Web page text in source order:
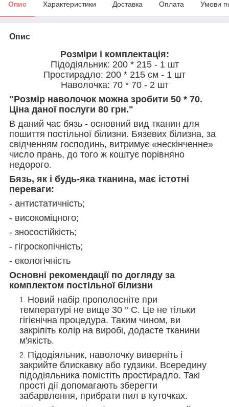
Опис Характеристики Доставка Оплата Умови
Опис
Розміри і комплектація:
Підодіяльник: 200 * 215 - 1 шт
Простирадло: 200 * 215 см - 1 шт
Наволочка: 70 * 70 - 2 шт
"Розмір наволочок можна зробити 50 * 70.
Ціна даної послуги 80 грн."
В даний час бязь - основний вид тканин для
пошиття постільної білизни. Бязевих білизна, за
свідченням господинь, витримує «нескінченне»
число прань, до того ж коштує порівняно
недорого.
Бязь, як і будь-яка тканина, має істотні
переваги:
- антистатичність;
- високоміцного;
- зносостійкість;
- гігроскопічність;
- екологічність
Основні рекомендації по догляду за
комплектом постільної білизни
Новий набір прополосніте при
температурі не вище 30 ° С. Це не тільки
гігієнічна процедура. Таким чином, ви
закріпіть колір на виробі, додасте тканини
м'якість.
Підодіяльник, наволочку виверніть і
закрийте блискавку або гудзики. Всередину
підодіяльника помістіть простирадло. Такі
прості дії допомагають зберегти
забарвлення, прибрати пил в куточках.